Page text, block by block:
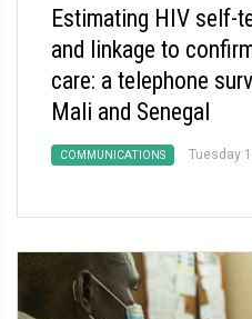
Estimating HIV self-
and linkage to
care: a telephone
Mali and Senegal
COMMUNICATIONS Tuesday